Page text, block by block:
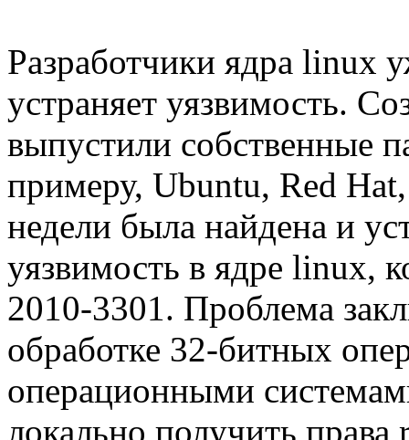
Разработчики ядра linux
устраняет уязвимость.
выпустили собственные
примеру, Ubuntu, Red
недели была найдена и
уязвимость в ядре linux,
2010-3301. Проблема
обработке 32-битных
операционными
локально получить